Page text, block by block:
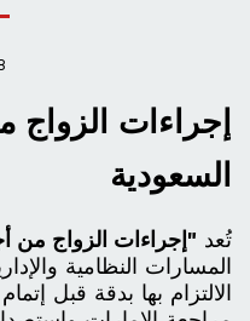
إجراءات الزواج
السعودية
تُعد "إجراءات الزواج من
المسارات النظامية
الالتزام بها بدقة قبل